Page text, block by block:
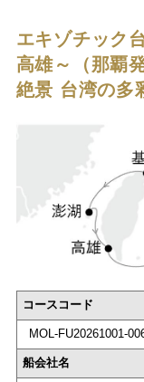
エキゾチック
高雄～（那覇
絶景 台湾の多
コースコード
MOL-FU20261001-
船会社名